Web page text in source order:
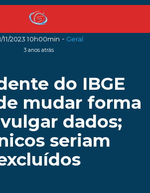
11/2023 10h00min - Geral
3 anos atrás
do IBGE
mudar forma
dados;
seriam